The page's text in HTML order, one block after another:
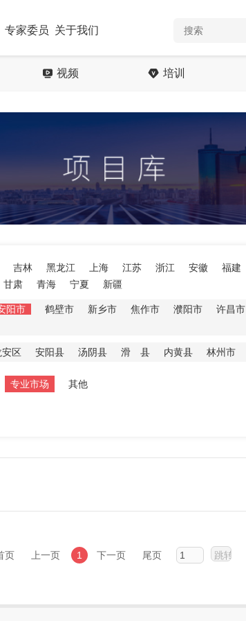
专家委员 关于我们
视频 培训
吉林 黑龙江 上海 江苏 浙江 安徽 福建
甘肃 青海 宁夏 新疆
阳市 鹤壁市 新乡市 焦作市 濮阳市 许昌市
安区 安阳县 汤阴县 滑 县 内黄县 林州市
专业市场 其他
页 上一页 1 下一页 尾页